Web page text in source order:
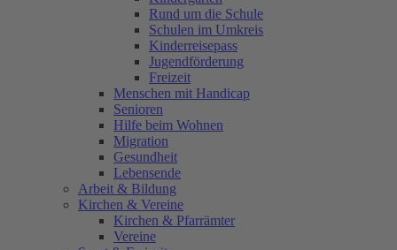
Rund um die Schule
Schulen im Umkreis
Kinderreisepass
Jugendförderung
Freizeit
Menschen mit Handicap
Senioren
Hilfe beim Wohnen
Migration
Gesundheit
Lebensende
Arbeit & Bildung
Kirchen & Vereine
Kirchen & Pfarrämter
Vereine